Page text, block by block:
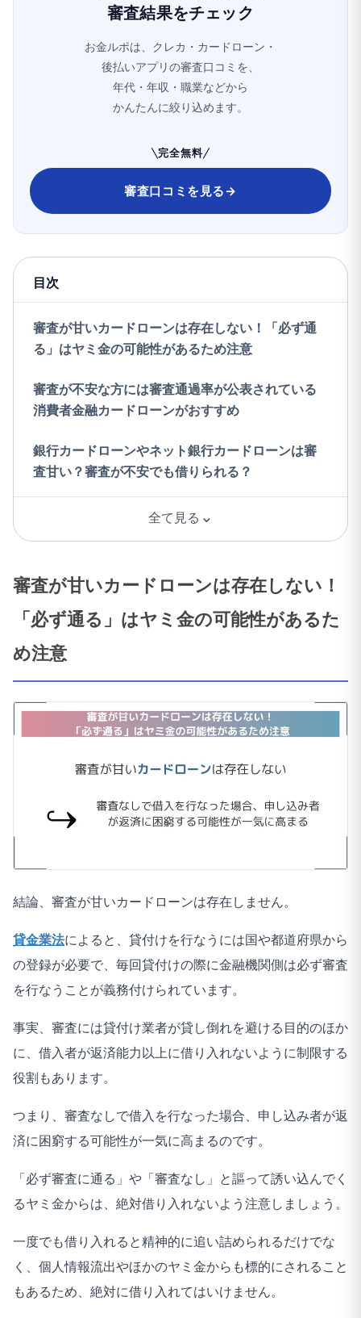
審査結果をチェック
お金ルポは、クレカ・カードローン・
後払いアプリの審査口コミを、
年代・年収・職業などから
かんたんに絞り込めます。
完全無料
審査口コミを見る→
目次
審査が甘いカードローンは存在しない！「必ず通
る」はヤミ金の可能性があるため注意
審査が不安な方には審査通過率が公表されている
消費者金融カードローンがおすすめ
銀行カードローンやネット銀行カードローンは審
査甘い？審査が不安でも借りられる？
全て見る ⌄
審査が甘いカードローンは存在しない！
「必ず通る」はヤミ金の可能性があるた
め注意
結論、審査が甘いカードローンは存在しません。
貸金業法によると、貸付けを行なうには国や都道府県から
の登録が必要で、毎回貸付けの際に金融機関側は必ず審査
を行なうことが義務付けられています。
事実、審査には貸付け業者が貸し倒れを避ける目的のほか
に、借入者が返済能力以上に借り入れないように制限する
役割もあります。
つまり、審査なしで借入を行なった場合、申し込み者が返
済に困窮する可能性が一気に高まるのです。
「必ず審査に通る」や「審査なし」と謳って誘い込んでく
るヤミ金からは、絶対借り入れないよう注意しましょう。
一度でも借り入れると精神的に追い詰められるだけでな
く、個人情報流出やほかのヤミ金からも標的にされること
もあるため、絶対に借り入れてはいけません。